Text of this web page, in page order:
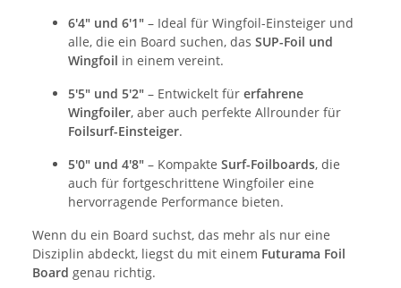
6'4" und 6'1" – Ideal für Wingfoil-Einsteiger und
alle, die ein Board suchen, das SUP-Foil und
Wingfoil in einem vereint.
5'5" und 5'2" – Entwickelt für erfahrene
Wingfoiler, aber auch perfekte Allrounder für
Foilsurf-Einsteiger.
5'0" und 4'8" – Kompakte Surf-Foilboards, die
auch für fortgeschrittene Wingfoiler eine
hervorragende Performance bieten.
Wenn du ein Board suchst, das mehr als nur eine
Disziplin abdeckt, liegst du mit einem Futurama Foil
Board genau richtig.